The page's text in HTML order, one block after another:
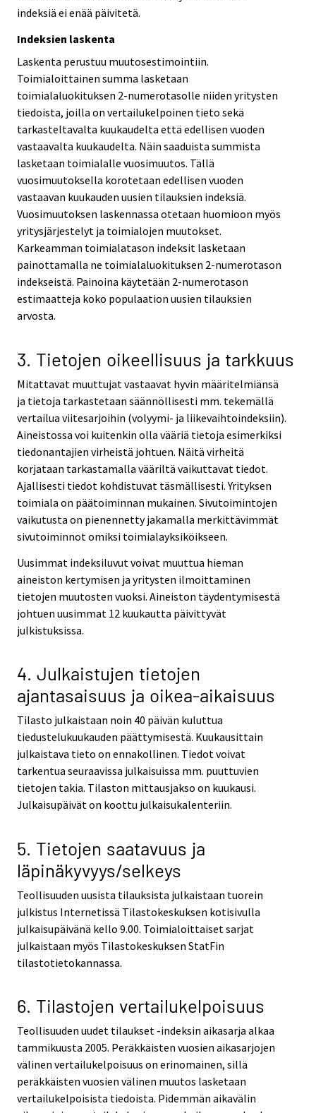
indeksiä ei enää päivitetä.
Indeksien laskenta
Laskenta perustuu muutosestimointiin.
Toimialoittainen summa lasketaan
toimialaluokituksen 2-numerotasolle niiden yritysten
tiedoista, joilla on vertailukelpoinen tieto sekä
tarkasteltavalta kuukaudelta että edellisen vuoden
vastaavalta kuukaudelta. Näin saaduista summista
lasketaan toimialalle vuosimuutos. Tällä
vuosimuutoksella korotetaan edellisen vuoden
vastaavan kuukauden uusien tilauksien indeksiä.
Vuosimuutoksen laskennassa otetaan huomioon myös
yritysjärjestelyt ja toimialojen muutokset.
Karkeamman toimialatason indeksit lasketaan
painottamalla ne toimialaluokituksen 2-numerotason
indekseistä. Painoina käytetään 2-numerotason
estimaatteja koko populaation uusien tilauksien
arvosta.
3. Tietojen oikeellisuus ja tarkkuus
Mitattavat muuttujat vastaavat hyvin määritelmiänsä
ja tietoja tarkastetaan säännöllisesti mm. tekemällä
vertailua viitesarjoihin (volyymi- ja liikevaihtoindeksiin).
Aineistossa voi kuitenkin olla vääriä tietoja esimerkiksi
tiedonantajien virheistä johtuen. Näitä virheitä
korjataan tarkastamalla vääriltä vaikuttavat tiedot.
Ajallisesti tiedot kohdistuvat täsmällisesti. Yrityksen
toimiala on päätoiminnan mukainen. Sivutoimintojen
vaikutusta on pienennetty jakamalla merkittävimmät
sivutoiminnot omiksi toimialayksiköikseen.
Uusimmat indeksiluvut voivat muuttua hieman
aineiston kertymisen ja yritysten ilmoittaminen
tietojen muutosten vuoksi. Aineiston täydentymisestä
johtuen uusimmat 12 kuukautta päivittyvät
julkistuksissa.
4. Julkaistujen tietojen
ajantasaisuus ja oikea-aikaisuus
Tilasto julkaistaan noin 40 päivän kuluttua
tiedustelukuukauden päättymisestä. Kuukausittain
julkaistava tieto on ennakollinen. Tiedot voivat
tarkentua seuraavissa julkaisuissa mm. puuttuvien
tietojen takia. Tilaston mittausjakso on kuukausi.
Julkaisupäivät on koottu julkaisukalenteriin.
5. Tietojen saatavuus ja
läpinäkyvyys/selkeys
Teollisuuden uusista tilauksista julkaistaan tuorein
julkistus Internetissä Tilastokeskuksen kotisivulla
julkaisupäivänä kello 9.00. Toimialoittaiset sarjat
julkaistaan myös Tilastokeskuksen StatFin
tilastotietokannassa.
6. Tilastojen vertailukelpoisuus
Teollisuuden uudet tilaukset -indeksin aikasarja alkaa
tammikuusta 2005. Peräkkäisten vuosien aikasarjojen
välinen vertailukelpoisuus on erinomainen, sillä
peräkkäisten vuosien välinen muutos lasketaan
vertailukelpoisista tiedoista. Pidemmän aikavälin